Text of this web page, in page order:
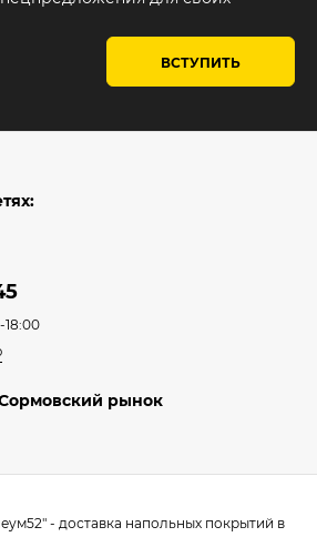
ВСТУПИТЬ
рынок
- доставка напольных покрытий в